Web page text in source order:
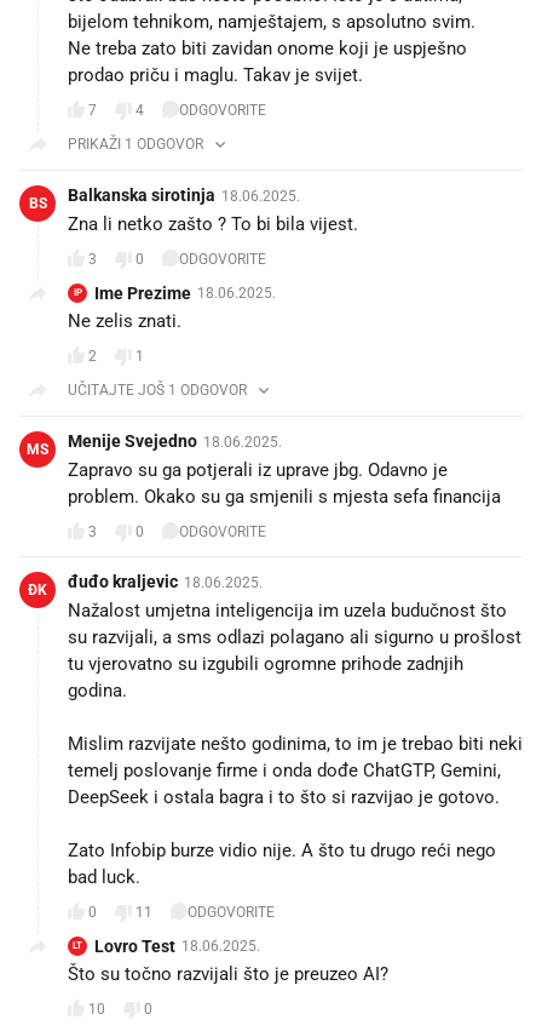
bijelom tehnikom, namještajem, s apsolutno svim.
Ne treba zato biti zavidan onome koji je uspješno
prodao priču i maglu. Takav je svijet.
7 4
ODGOVORITE
PRIKAŽI 1 ODGOVOR
BS Balkanska sirotinja 18.06.2025.
Zna li netko zašto ? To bi bila vijest.
3 0 ODGOVORITE
IP Ime Prezime 18.06.2025.
Ne zelis znati.
2
1
UČITAJTE JOŠ 1 ODGOVOR
MS Menije Svejedno 18.06.2025.
Zapravo su ga potjerali iz uprave jbg. Odavno je
problem. Okako su ga smjenili s mjesta sefa financija
3 0 ODGOVORITE
ĐK đuđo kraljevic 18.06.2025.
Nažalost umjetna inteligencija im uzela budučnost što
su razvijali, a sms odlazi polagano ali sigurno u prošlost
tu vjerovatno su izgubili ogromne prihode zadnjih
godina.
Mislim razvijate nešto godinima, to im je trebao biti neki
temelj poslovanje firme i onda dođe ChatGTP, Gemini,
DeepSeek i ostala bagra i to što si razvijao je gotovo.
Zato Infobip burze vidio nije. A što tu drugo reći nego
bad luck.
0 11 ODGOVORITE
LT Lovro Test 18.06.2025.
Što su točno razvijali što je preuzeo AI?
10 0